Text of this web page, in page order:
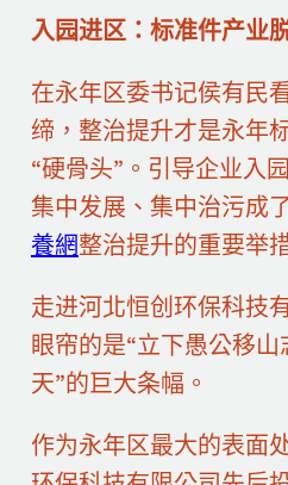
入园进区：标准件产业
在永年区委书记侯有民
缔，整治提升才是永年
“硬骨头”。引导企业入
集中发展、集中治污成
養網整治提升的重要举
走进河北恒创环保科技
眼帘的是“立下愚公移
天”的巨大条幅。
作为永年区最大的表面